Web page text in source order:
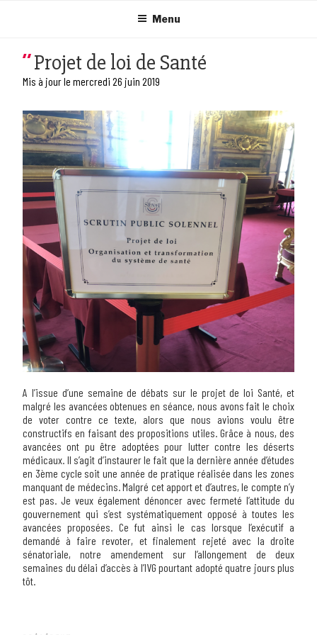
Menu
Projet de loi de Santé
Mis à jour le mercredi 26 juin 2019
A l’issue d’une semaine de débats sur le projet de loi Santé, et
malgré les avancées obtenues en séance, nous avons fait le choix
de voter contre ce texte, alors que nous avions voulu être
constructifs en faisant des propositions utiles. Grâce à nous, des
avancées ont pu être adoptées pour lutter contre les déserts
médicaux. Il s’agit d’instaurer le fait que la dernière année d’études
en 3ème cycle soit une année de pratique réalisée dans les zones
manquant de médecins. Malgré cet apport et d’autres, le compte n’y
est pas. Je veux également dénoncer avec fermeté l’attitude du
gouvernement qui s’est systématiquement opposé à toutes les
avancées proposées. Ce fut ainsi le cas lorsque l’exécutif a
demandé à faire revoter, et finalement rejeté avec la droite
sénatoriale, notre amendement sur l’allongement de deux
semaines du délai d’accès à l’IVG pourtant adopté quatre jours plus
tôt.